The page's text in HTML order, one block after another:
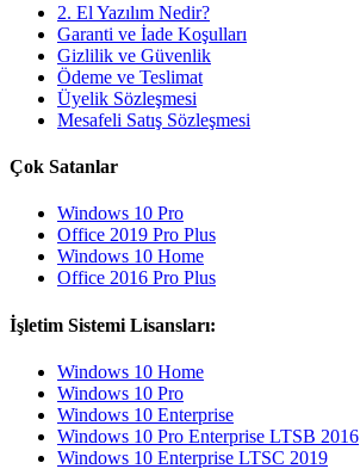
2. El Yazılım Nedir?
Garanti ve İade Koşulları
Gizlilik ve Güvenlik
Ödeme ve Teslimat
Üyelik Sözleşmesi
Mesafeli Satış Sözleşmesi
Çok Satanlar
Windows 10 Pro
Office 2019 Pro Plus
Windows 10 Home
Office 2016 Pro Plus
İşletim Sistemi Lisansları:
Windows 10 Home
Windows 10 Pro
Windows 10 Enterprise
Windows 10 Pro Enterprise LTSB 2016
Windows 10 Enterprise LTSC 2019